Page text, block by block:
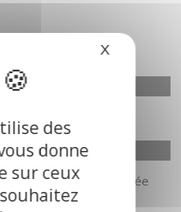
des
donne
sur ceux
X Masquer
du ski de randonnée